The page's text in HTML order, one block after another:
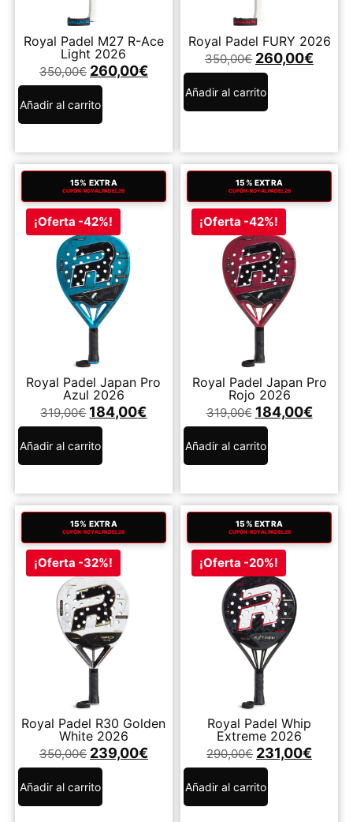
Royal Padel M27 R-Ace
Light 2026
350,00€ 260,00€
Añadir al carrito
Royal Padel FURY 2026
350,00€ 260,00€
Añadir al carrito
15% EXTRA
CUPÓN: ROYALPADEL26
¡Oferta -42%!
Royal Padel Japan Pro
Azul 2026
319,00€ 184,00€
Añadir al carrito
15% EXTRA
CUPÓN: ROYALPADEL26
¡Oferta -42%!
Royal Padel Japan Pro
Rojo 2026
319,00€ 184,00€
Añadir al carrito
15% EXTRA
CUPÓN: ROYALPADEL26
¡Oferta -32%!
Royal Padel R30 Golden
White 2026
350,00€ 239,00€
Añadir al carrito
15% EXTRA
CUPÓN: ROYALPADEL26
¡Oferta -20%!
Royal Padel Whip
Extreme 2026
290,00€ 231,00€
Añadir al carrito